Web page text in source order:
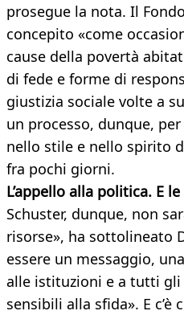
prosegue la nota. Il
concepito «come
cause della povertà
di fede e forme di
giustizia sociale volte a
un processo, dunque,
nello stile e nello spirito
fra pochi giorni.
L’appello alla politica. E
Schuster, dunque, non
risorse», ha sottolineato
essere un messaggio,
alle istituzioni e a tutti gli
sensibili alla sfida». E c’è